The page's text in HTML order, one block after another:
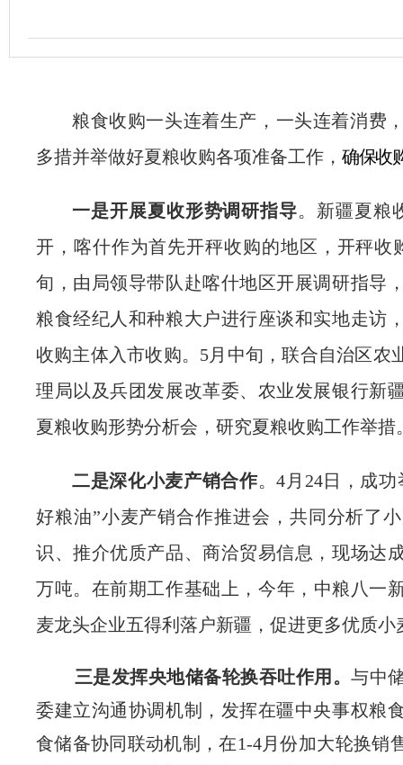
粮食收购一头连着生产，一头连着消费
多措并举做好夏粮收购各项准备工作 ， 确保收
一是开展夏收形势调研指导。新疆夏粮
开，喀什作为首先开秤收购的地区， 开秤收
旬， 由局领导带队 赴喀什地区开展调研指导
粮食经纪人和种粮大户进行座谈和实地走访
收购主体入市收购。 5月 中旬 ，联合自治区农
理局以及兵团发展改革委、 农业发展银行新
夏粮收购形势分析会， 研究夏粮收购工作举措
二是深化小麦产销合作。4 月 24日，成功
好粮油”小麦产销合作推进会，共同分析了
识、推介优质产品、商洽贸易信息，现场达
万吨。在前期工作基础上，今年，中粮八一
麦龙头企业五得利落户新疆，促进更多优质
三是发挥央地储备轮换吞吐作用 。与中
委建立沟通协调机制，发挥在疆中央事权粮
食储备协同联动机制，在1-4月份加大轮换销